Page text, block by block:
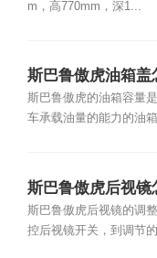
m，高770mm，深1...
斯巴鲁傲虎油箱盖
斯巴鲁傲虎的油箱容量
车承载油量的能力的油
斯巴鲁傲虎后视镜
斯巴鲁傲虎后视镜的调
控后视镜开关，到调节